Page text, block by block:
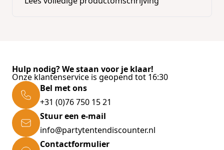
Hulp nodig? We staan voor je klaar!
Onze klantenservice is geopend tot 16:30
Bel met ons
+31 (0)76 750 15 21
Stuur een e-mail
info@partytentendiscounter.nl
Contactformulier